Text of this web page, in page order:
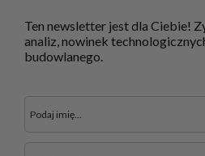
Ten newsletter jest dla Ciebie!
analiz, nowinek
budowlanego.